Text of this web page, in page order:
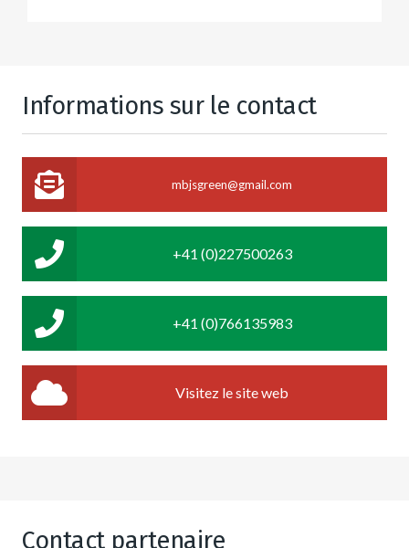
Informations sur le contact
mbjsgreen@gmail.com
+41 (0)227500263
+41 (0)766135983
Visitez le site web
Contact partenaire